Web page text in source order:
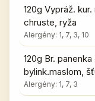
120g Vypráž.
chruste, ryža
Alergény: 1, 7, 3, 10
120g Br.
bylink.maslom,
Alergény: 1, 7, 3